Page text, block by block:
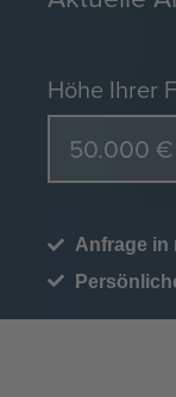
Höhe Ihrer
Anfrage in